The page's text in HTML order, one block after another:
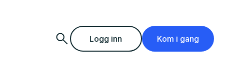
Logg inn Kom i gang